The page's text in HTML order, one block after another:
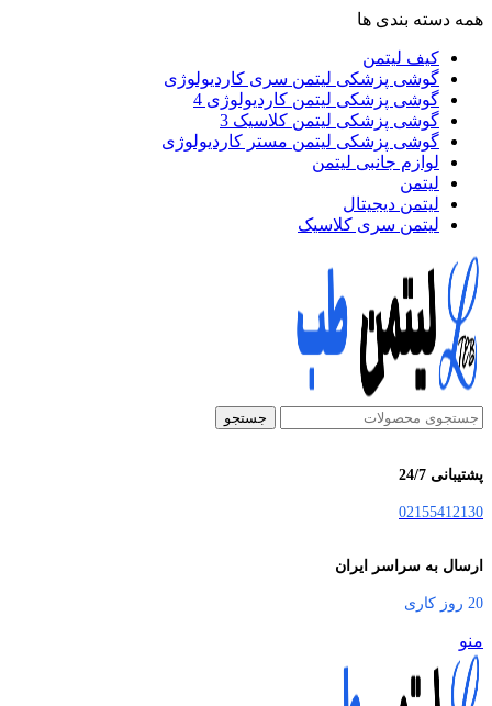
همه دسته بندی ها
کیف لیتمن
گوشی پزشکی لیتمن سری کاردیولوژی
گوشی پزشکی لیتمن کاردیولوژی 4
گوشی پزشکی لیتمن کلاسیک 3
گوشی پزشکی لیتمن مستر کاردیولوژی
لوازم جانبی لیتمن
لیتمن
لیتمن دیجیتال
لیتمن سری کلاسیک
جستجو
پشتیبانی 24/7
02155412130
ارسال به سراسر ایران
20 روز کاری
منو